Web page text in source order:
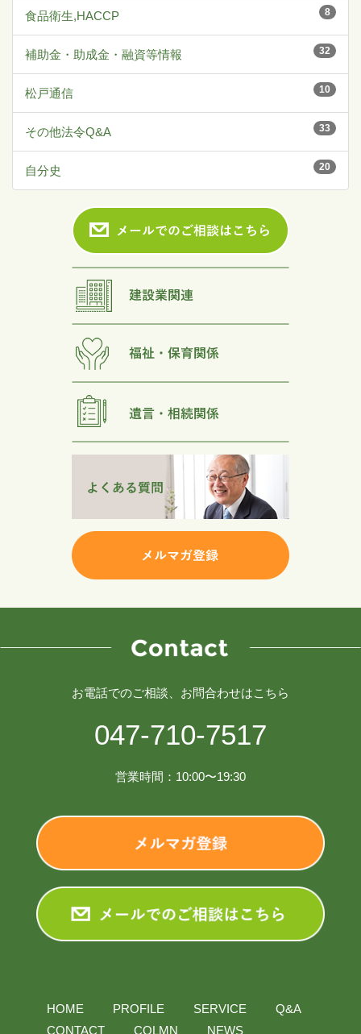
8
食品衛生,HACCP
32
補助金・助成金・融資等情報
10
松戸通信
33
その他法令Q&A
20
自分史
お電話でのご相談、お問合わせはこちら
047-710-7517
営業時間：10:00〜19:30
HOME PROFILE SERVICE
Q&A
CONTACT
COLMN NEWS